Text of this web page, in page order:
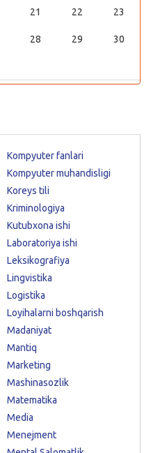
21 22 23
28 29 30
Kompyuter fanlari
Kompyuter muhandisligi
Koreys tili
Kriminologiya
Kutubxona ishi
Laboratoriya ishi
Leksikografiya
Lingvistika
Logistika
Loyihalarni boshqarish
Madaniyat
Mantiq
Marketing
Mashinasozlik
Matematika
Media
Menejment